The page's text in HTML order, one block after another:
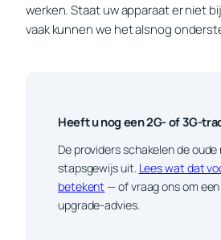
werken. Staat uw apparaat er niet
vaak kunnen we het alsnog
Heeft u nog een 2G- of 3G-
De providers schakelen de
stapsgewijs uit. Lees wat dat
betekent — of vraag ons om
upgrade-advies.